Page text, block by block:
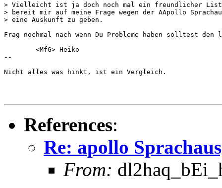
> Vielleicht ist ja doch noch mal ein freundlicher
> bereit mir auf meine Frage wegen der AApollo
> eine Auskunft zu geben.
Frag nochmal nach wenn Du Probleme haben solltest
        <MfG> Heiko
--
Nicht alles was hinkt, ist ein Vergleich.
References:
Re: apollo
From: